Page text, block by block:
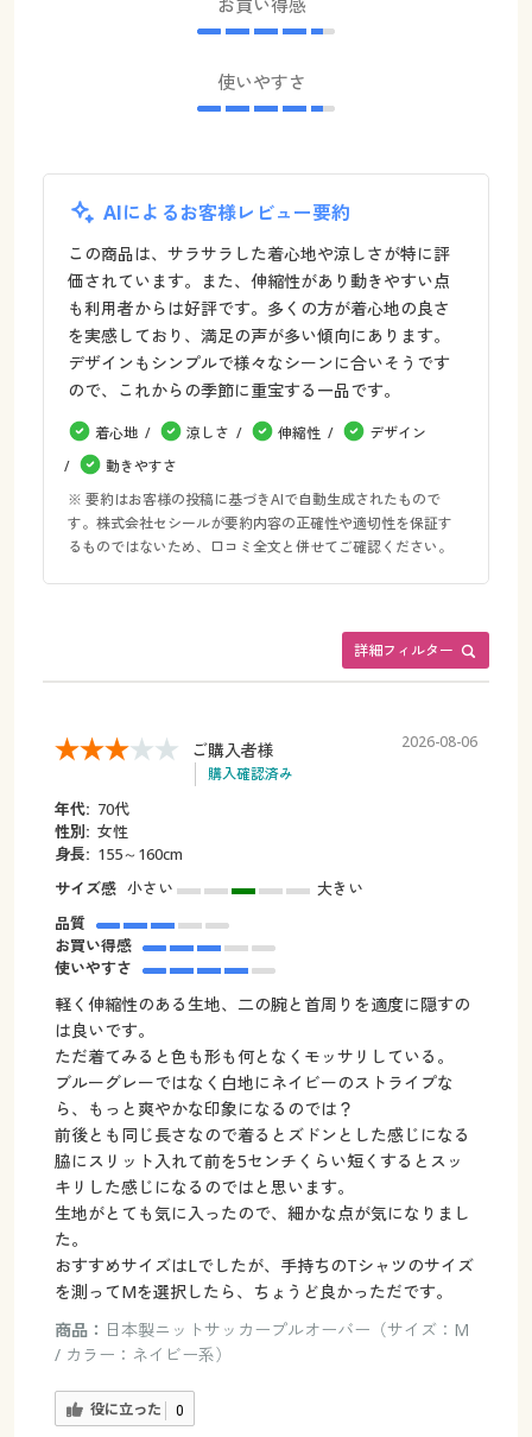
使いやすさ
AIによるお客様レビュー要約
この商品は、サラサラした着心地や涼しさが特に評
価されています。また、伸縮性があり動きやすい点
も利用者からは好評です。多くの方が着心地の良さ
を実感しており、満足の声が多い傾向にあります。
デザインもシンプルで様々なシーンに合いそうです
ので、これからの季節に重宝する一品です。
着心地 涼しさ 伸縮性
デザイン
動きやすさ
※ 要約はお客様の投稿に基づきAIで自動生成されたもので
す。株式会社セシールが要約内容の正確性や適切性を保証す
るものではないため、口コミ全文と併せてご確認ください。
詳細フィルター
ご購入者様
購入確認済み
2026-08-06
年代: 70代
性別: 女性
身長: 155～160cm
サイズ感 小さい
大きい
品質
お買い得感
使いやすさ
軽く伸縮性のある生地、二の腕と首周りを適度に隠すの
は良いです。
ただ着てみると色も形も何となくモッサリしている。
ブルーグレーではなく白地にネイビーのストライプな
ら、もっと爽やかな印象になるのでは？
前後とも同じ長さなので着るとズドンとした感じになる
脇にスリット入れて前を5センチくらい短くするとスッ
キリした感じになるのではと思います。
生地がとても気に入ったので、細かな点が気になりまし
た。
おすすめサイズはLでしたが、手持ちのTシャツのサイズ
を測ってMを選択したら、ちょうど良かっただです。
商品： 日本製ニットサッカープルオーバー（サイズ：M
/ カラー：ネイビー系）
役に立った 0